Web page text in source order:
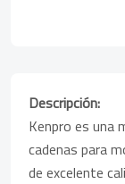
Descripción:
Kenpro es una
cadenas para
de excelente